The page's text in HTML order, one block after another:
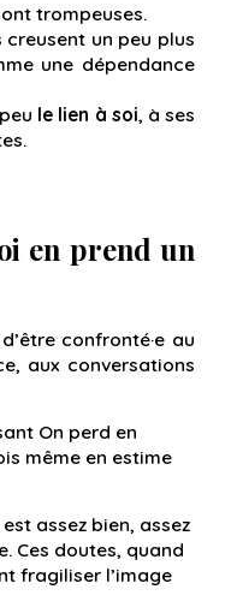
trompeuses.
un peu plus
une dépendance
le lien à soi, à ses
en prend un
confronté·e au
aux conversations
On perd en
même en estime
assez bien, assez
Ces doutes, quand
fragiliser l’image